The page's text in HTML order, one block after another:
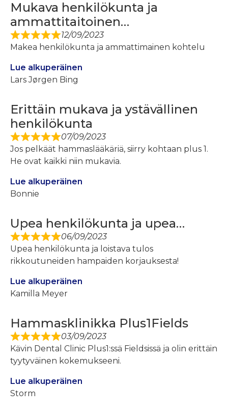
Mukava henkilökunta ja
ammattitaitoinen…
12/09/2023
Makea henkilökunta ja ammattimainen kohtelu
Lue alkuperäinen
Lars Jørgen Bing
Erittäin mukava ja ystävällinen
henkilökunta
07/09/2023
Jos pelkäät hammaslääkäriä, siirry kohtaan plus 1.
He ovat kaikki niin mukavia.
Lue alkuperäinen
Bonnie
Upea henkilökunta ja upea…
06/09/2023
Upea henkilökunta ja loistava tulos
rikkoutuneiden hampaiden korjauksesta!
Lue alkuperäinen
Kamilla Meyer
Hammasklinikka Plus1Fields
03/09/2023
Kävin Dental Clinic Plus1:ssä Fieldsissä ja olin erittäin
tyytyväinen kokemukseeni.
Lue alkuperäinen
Storm